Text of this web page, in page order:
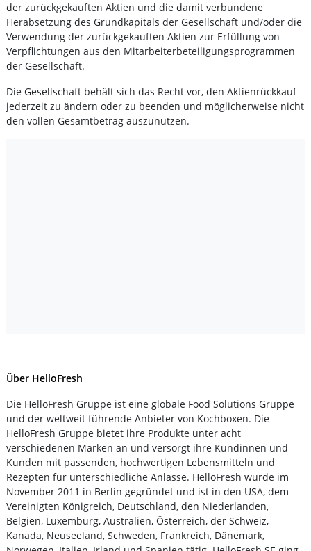
der zurückgekauften Aktien und die damit verbundene
Herabsetzung des Grundkapitals der Gesellschaft und/oder die
Verwendung der zurückgekauften Aktien zur Erfüllung von
Verpflichtungen aus den Mitarbeiterbeteiligungsprogrammen
der Gesellschaft.
Die Gesellschaft behält sich das Recht vor, den Aktienrückkauf
jederzeit zu ändern oder zu beenden und möglicherweise nicht
den vollen Gesamtbetrag auszunutzen.
Über HelloFresh
Die HelloFresh Gruppe ist eine globale Food Solutions Gruppe
und der weltweit führende Anbieter von Kochboxen. Die
HelloFresh Gruppe bietet ihre Produkte unter acht
verschiedenen Marken an und versorgt ihre Kundinnen und
Kunden mit passenden, hochwertigen Lebensmitteln und
Rezepten für unterschiedliche Anlässe. HelloFresh wurde im
November 2011 in Berlin gegründet und ist in den USA, dem
Vereinigten Königreich, Deutschland, den Niederlanden,
Belgien, Luxemburg, Australien, Österreich, der Schweiz,
Kanada, Neuseeland, Schweden, Frankreich, Dänemark,